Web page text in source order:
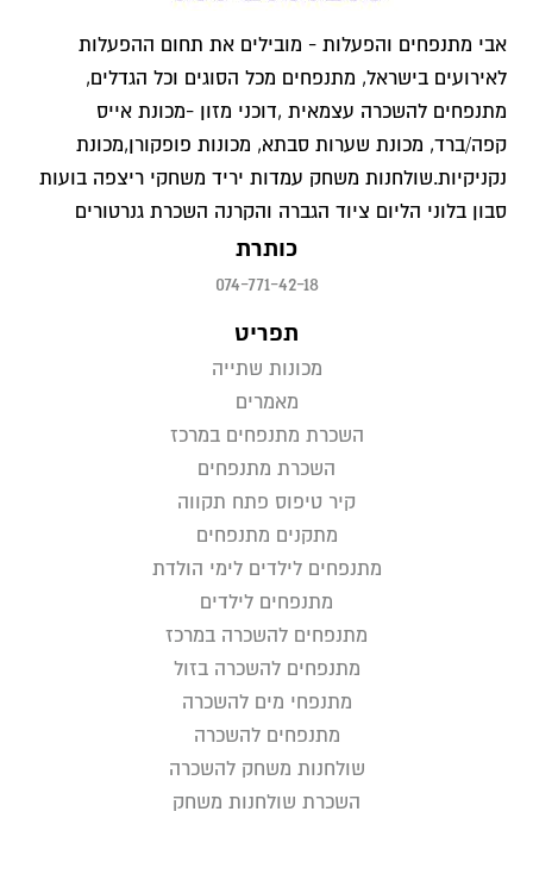
אבי מתנפחים והפעלות - מובילים את תחום ההפעלות
לאירועים בישראל, מתנפחים מכל הסוגים וכל הגדלים,
מתנפחים להשכרה עצמאית ,דוכני מזון -מכונת אייס
קפה/ברד, מכונת שערות סבתא, מכונות פופקורן,מכונת
נקניקיות.שולחנות משחק עמדות יריד משחקי ריצפה בועות
סבון בלוני הליום ציוד הגברה והקרנה השכרת גנרטורים
כותרת
074-771-42-18
תפריט
מכונות שתייה
מאמרים
השכרת מתנפחים במרכז
השכרת מתנפחים
קיר טיפוס פתח תקווה
מתקנים מתנפחים
מתנפחים לילדים לימי הולדת
מתנפחים לילדים
מתנפחים להשכרה במרכז
מתנפחים להשכרה בזול
מתנפחי מים להשכרה
מתנפחים להשכרה
שולחנות משחק להשכרה
השכרת שולחנות משחק